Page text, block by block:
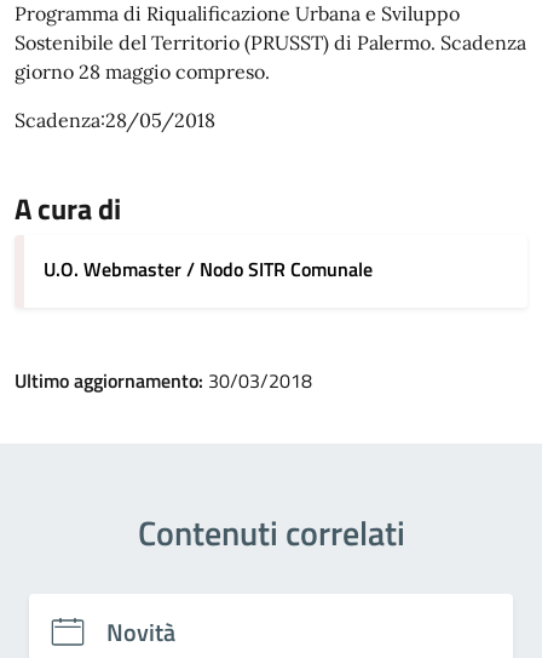
Programma di Riqualificazione Urbana e Sviluppo
Sostenibile del Territorio (PRUSST) di Palermo. Scadenza
giorno 28 maggio compreso.
Scadenza:28/05/2018
A cura di
U.O. Webmaster / Nodo SITR Comunale
Ultimo aggiornamento: 30/03/2018
Contenuti correlati
Novità